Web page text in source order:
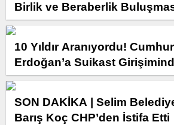
Birlik ve Beraberlik
10 Yıldır Aranıyordu!
Erdoğan’a Suikast
FETÖ Firarisi Yakalandı
SON DAKİKA | Selim
Barış Koç CHP’den İstifa Etti